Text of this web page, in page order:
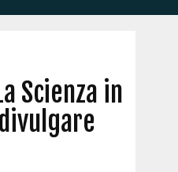
Scienza in